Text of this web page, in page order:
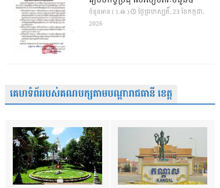
ចំនួនអាន ( 1.4k )
ថ្ងៃ​ព្រហស្បតិ៍, 23 ខែ​កក្កដា,
2026
គេហទំព័ររបស់គណបក្សតាមបណ្តារាជធានី ខេត្ត